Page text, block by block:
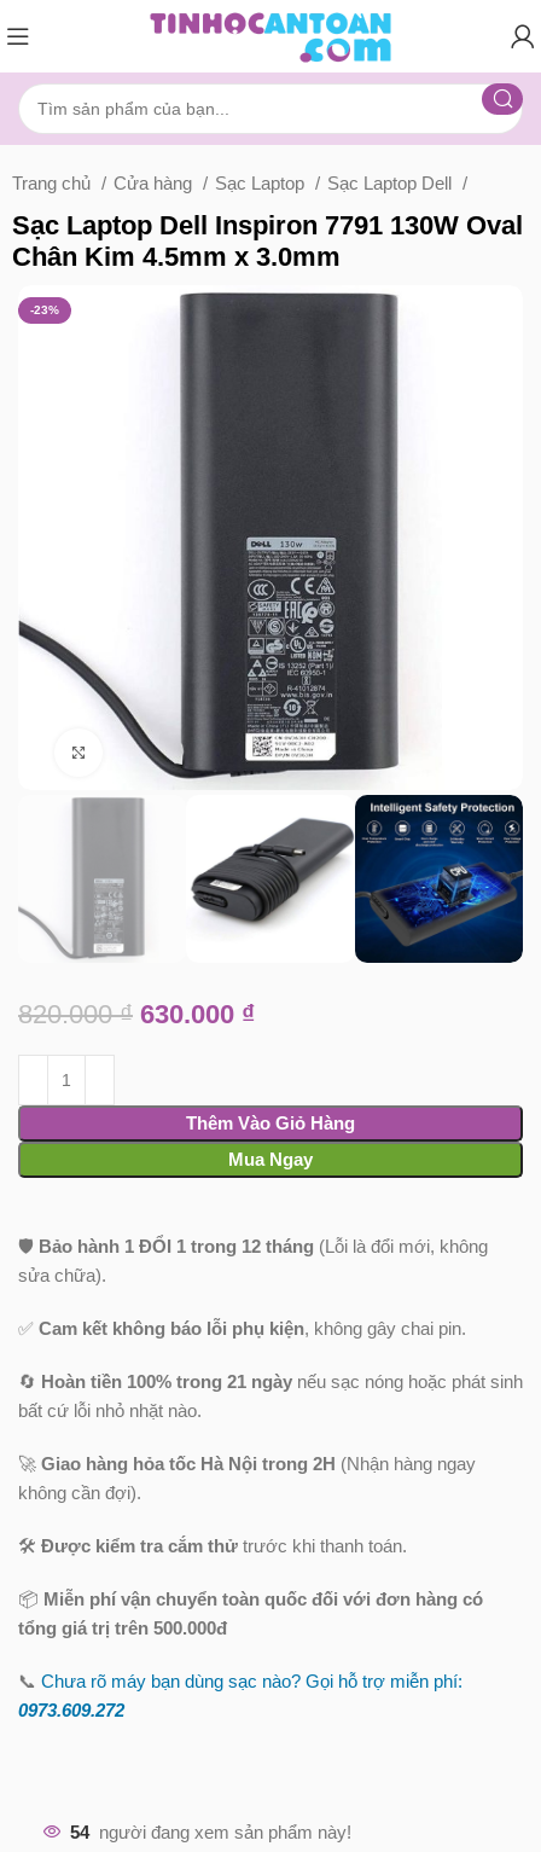
Trang chủ Cửa hàng Sạc Laptop Sạc Laptop Dell
Sạc Laptop Dell Inspiron 7791 130W Oval
Chân Kim 4.5mm x 3.0mm
-23%
Click to enlarge
820.000₫ 630.000 ₫
Thêm Vào Giỏ Hàng
Mua Ngay
🛡️ Bảo hành 1 ĐỔI 1 trong 12 tháng (Lỗi là đổi mới, không
sửa chữa).
✅Cam kết không báo lỗi phụ kiện, không gây chai pin.
🔄 Hoàn tiền 100% trong 21 ngày nếu sạc nóng hoặc phát sinh
bất cứ lỗi nhỏ nhặt nào.
🚀Giao hàng hỏa tốc Hà Nội trong 2H (Nhận hàng ngay
không cần đợi).
🛠️Được kiểm tra cắm thử trước khi thanh toán.
📦 Miễn phí vận chuyển toàn quốc đối với đơn hàng có
tổng giá trị trên 500.000đ
📞Chưa rõ máy bạn dùng sạc nào? Gọi hỗ trợ miễn phí:
0973.609.272
54 người đang xem sản phẩm này!